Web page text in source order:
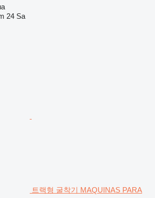
24 Sa
트랙형 굴착기 MAQUINAS PARA